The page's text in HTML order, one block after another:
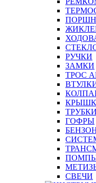
РУЧКИ
ЗАМКИ
ТРОС
ГОФРЫ
СВЕЧИ